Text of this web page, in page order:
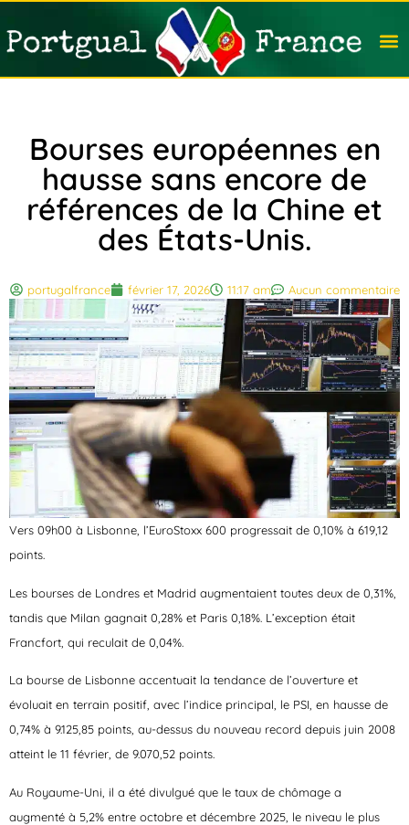
Bourses européennes en
hausse sans encore de
références de la Chine et
des États-Unis.
portugalfrance février 17, 2026 11:17 am Aucun commentaire
Vers 09h00 à Lisbonne, l’EuroStoxx 600 progressait de 0,10% à 619,12
points.
Les bourses de Londres et Madrid augmentaient toutes deux de 0,31%,
tandis que Milan gagnait 0,28% et Paris 0,18%. L’exception était
Francfort, qui reculait de 0,04%.
La bourse de Lisbonne accentuait la tendance de l’ouverture et
évoluait en terrain positif, avec l’indice principal, le PSI, en hausse de
0,74% à 9.125,85 points, au-dessus du nouveau record depuis juin 2008
atteint le 11 février, de 9.070,52 points.
Au Royaume-Uni, il a été divulgué que le taux de chômage a
augmenté à 5,2% entre octobre et décembre 2025, le niveau le plus